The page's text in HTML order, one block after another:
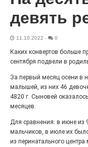
Выставка
проект, на
себе
девять
11.10.2022 - 0
Каких конвертов больше
сентября подвели в
За первый месяц осени в
малышей, из них 46
4820 г. Сыновей
месяцев.
Для сравнения: в июне из
мальчиков, в июле их
из перинатального